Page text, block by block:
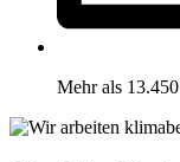
Mehr als